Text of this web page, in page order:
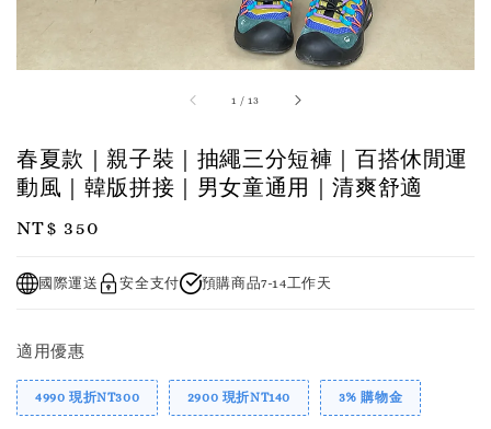
1 /13
春夏款｜親子裝｜抽繩三分短褲｜百搭休閒運
動風｜韓版拼接｜男女童通用｜清爽舒適
Regular
NT$ 350
國際運送 安全支付 預購商品7-14工作天
適用優惠
4990 現折NT300 2900 現折NT140 3% 購物金